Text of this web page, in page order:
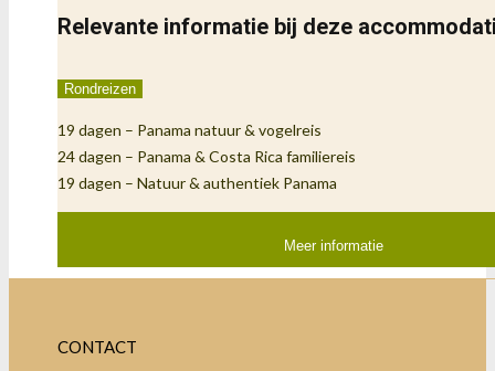
Relevante informatie bij deze
Rondreizen
19 dagen – Panama natuur & vogelreis
24 dagen – Panama & Costa Rica familiereis
19 dagen – Natuur & authentiek Panama
Meer informatie
CONTACT